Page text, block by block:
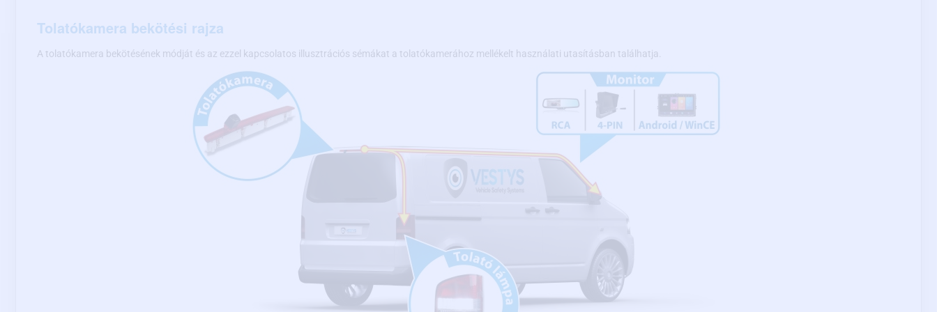
Tolatókamera bekötési rajza
A tolatókamera bekötésének módját és az ezzel kapcsolatos illusztrációs sémákat a tolatókamerához mellékelt használati utasításban találhatja.